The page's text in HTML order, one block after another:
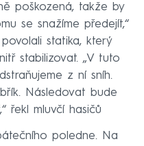
poškozená, takže by
se snažíme předejít,“
statika, který
stabilizovat. „V tuto
z ní sníh.
Následovat bude
řekl mluvčí hasičů
poledne. Na